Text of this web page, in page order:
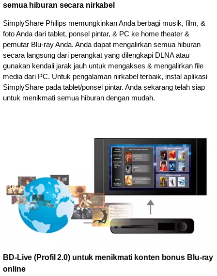
semua hiburan secara nirkabel
SimplyShare Philips memungkinkan Anda berbagi musik, film, &
foto Anda dari tablet, ponsel pintar, & PC ke home theater &
pemutar Blu-ray Anda. Anda dapat mengalirkan semua hiburan
secara langsung dari perangkat yang dilengkapi DLNA atau
gunakan kendali jarak jauh untuk mengakses & mengalirkan file
media dari PC. Untuk pengalaman nirkabel terbaik, instal aplikasi
SimplyShare pada tablet/ponsel pintar. Anda sekarang telah siap
untuk menikmati semua hiburan dengan mudah.
BD-Live (Profil 2.0) untuk menikmati konten bonus Blu-ray
online